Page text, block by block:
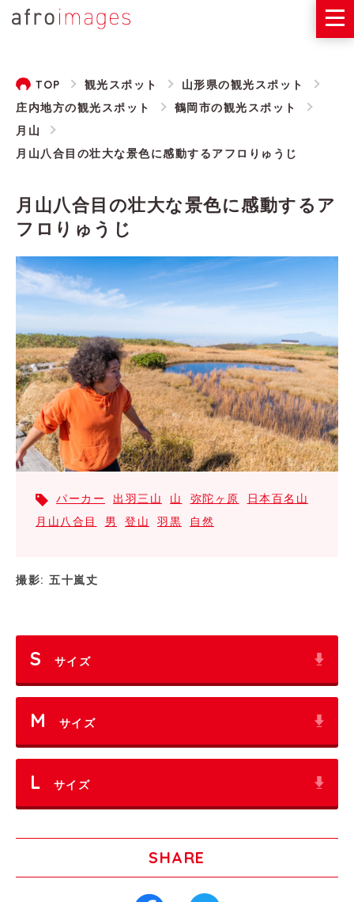
TOP 観光スポット
山形県の観光スポット
庄内地方の観光スポット
鶴岡市の観光スポット
月山
月山八合目の壮大な景色に感動するアフロりゅうじ
月山八合目の壮大な景色に感動するア
フロりゅうじ
パーカー 出羽三山 山 弥陀ヶ原
日本百名山
月山八合目
男 登山 羽黒 自然
撮影: 五十嵐丈
S サイズ
M サイズ
L サイズ
SHARE